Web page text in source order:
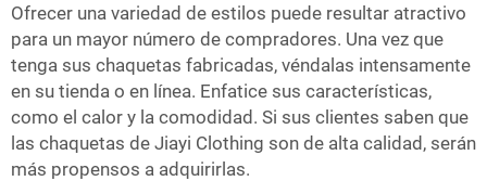
Ofrecer una variedad de estilos puede resultar atractivo
para un mayor número de compradores. Una vez que
tenga sus chaquetas fabricadas, véndalas intensamente
en su tienda o en línea. Enfatice sus características,
como el calor y la comodidad. Si sus clientes saben que
las chaquetas de Jiayi Clothing son de alta calidad, serán
más propensos a adquirirlas.